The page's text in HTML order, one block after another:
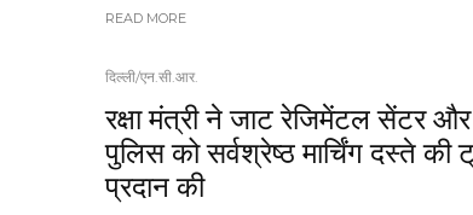
READ MORE
दिल्ली/एन.सी.आर.
रक्षा मंत्री ने जाट रेजिमेंटल सेंटर और
पुलिस को सर्वश्रेष्‍ठ मार्चिंग दस्‍ते की
प्रदान की